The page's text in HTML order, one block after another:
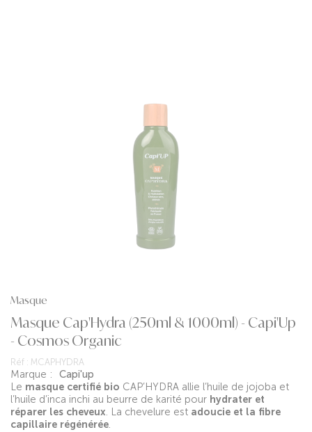
Masque
Masque Cap'Hydra (250ml & 1000ml) - Capi'Up
- Cosmos Organic
Réf : MCAPHYDRA
Marque :
Capi'up
Le masque certifié bio CAP’HYDRA allie l’huile de jojoba et
l’huile d’inca inchi au beurre de karité pour hydrater et
réparer les cheveux. La chevelure est adoucie et la fibre
capillaire régénérée.